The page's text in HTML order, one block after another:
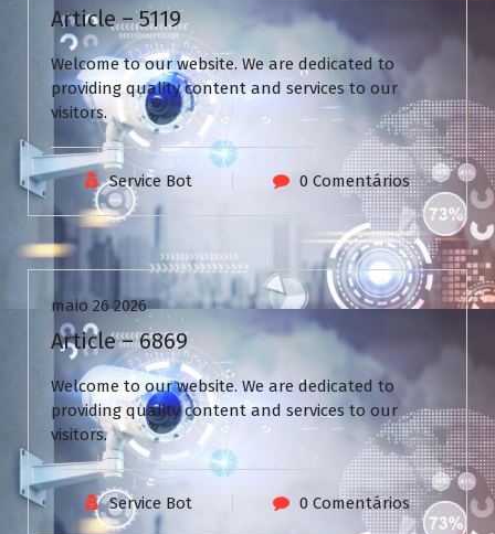
Article – 5119
Welcome to our website. We are dedicated to
providing quality content and services to our
visitors.
Service Bot 0 Comentários
Uncategorized
maio 26 2026
Article – 6869
Welcome to our website. We are dedicated to
providing quality content and services to our
visitors.
N
C
Service Bot 0 Comentários